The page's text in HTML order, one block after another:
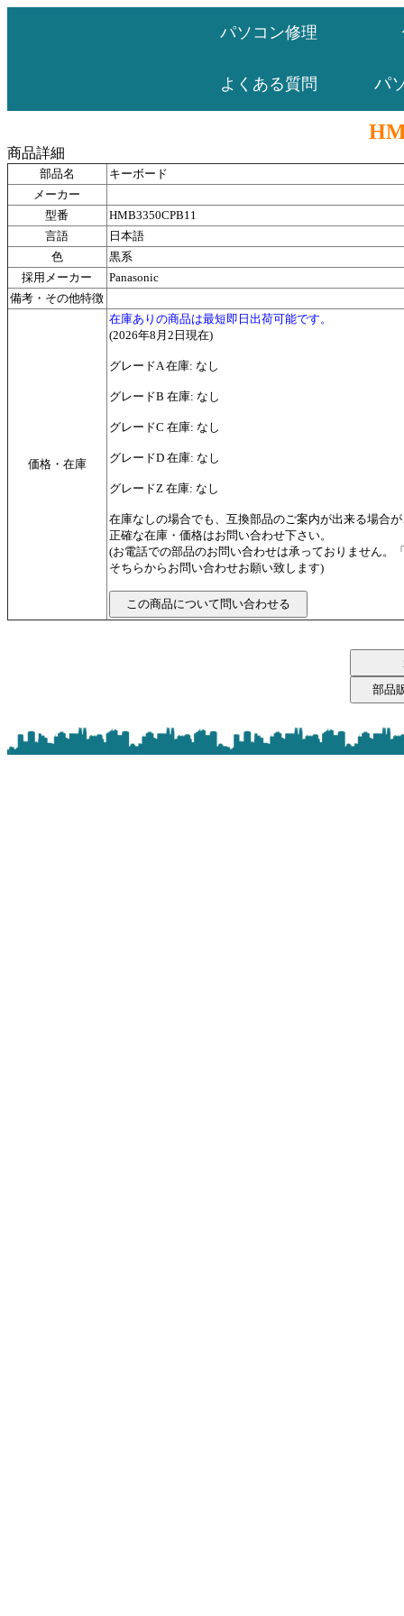
パソコン修理
よくある質問 パ
商品詳細
部品名
キーボード
メーカー
型番
HMB3350CPB11
言語
日本語
色
黒系
採用メーカー
Panasonic
備考・その他特徴
価格・在庫
在庫ありの商品は最短即日出荷可能です。
(2026年8月2日現在)
グレードA 在庫: なし
グレードB 在庫: なし
グレードC 在庫: なし
グレードD 在庫: なし
グレードZ 在庫: なし
在庫なしの場合でも、互換部品のご案内が出来る場合
正確な在庫・価格はお問い合わせ下さい。
(お電話での部品のお問い合わせは承っておりません。
そちらからお問い合わせお願い致します)